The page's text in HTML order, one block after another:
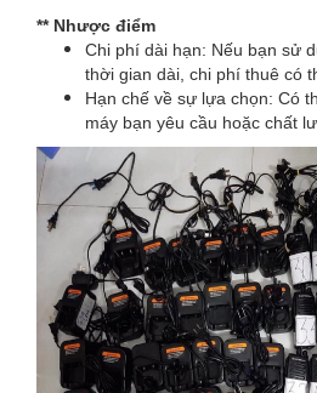
** Nhược điểm
Chi phí dài hạn: Nếu bạn sử
thời gian dài, chi phí thuê có
Hạn chế về sự lựa chọn: Có
máy bạn yêu cầu hoặc chất